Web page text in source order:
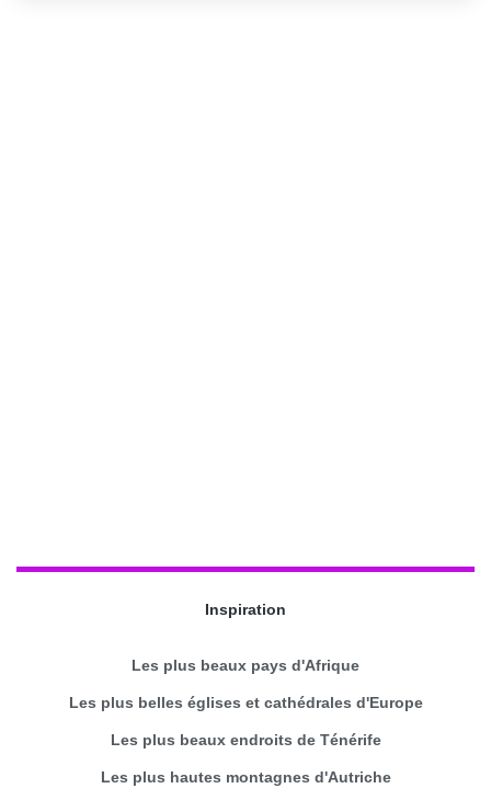
Inspiration
Les plus beaux pays d'Afrique
Les plus belles églises et cathédrales d'Europe
Les plus beaux endroits de Ténérife
Les plus hautes montagnes d'Autriche